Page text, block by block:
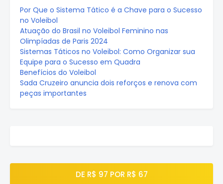
Por Que o Sistema Tático é a Chave para o Sucesso
no Voleibol
Atuação do Brasil no Voleibol Feminino nas
Olimpíadas de Paris 2024
Sistemas Táticos no Voleibol: Como Organizar sua
Equipe para o Sucesso em Quadra
Benefícios do Voleibol
Sada Cruzeiro anuncia dois reforços e renova com
peças importantes
DE R$ 97 POR R$ 67